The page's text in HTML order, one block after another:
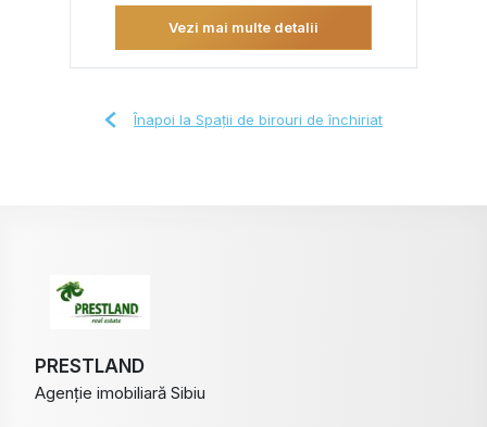
Vezi mai multe detalii
Înapoi la Spații de birouri de închiriat
PRESTLAND
Agenție imobiliară Sibiu